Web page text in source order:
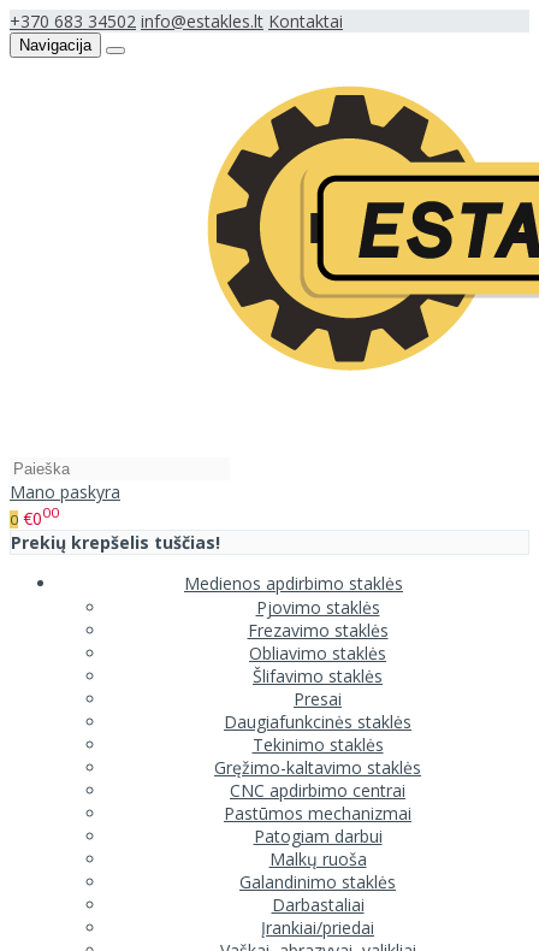
+370 683 34502 info@estakles.lt Kontaktai
Navigacija
Mano paskyra
0 €000
Prekių krepšelis tuščias!
Medienos apdirbimo staklės
Pjovimo staklės
Frezavimo staklės
Obliavimo staklės
Šlifavimo staklės
Presai
Daugiafunkcinės staklės
Tekinimo staklės
Gręžimo-kaltavimo staklės
CNC apdirbimo centrai
Pastūmos mechanizmai
Patogiam darbui
Malkų ruoša
Galandinimo staklės
Darbastaliai
Įrankiai/priedai